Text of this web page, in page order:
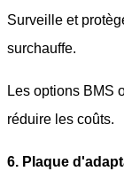
Surveille et
surchauffe.
Les options BMS
réduire les coûts.
6. Plaque